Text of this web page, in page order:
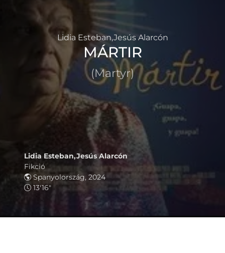
Lidia Esteban,Jesús Alarcón
MÁRTIR
(Martyr)
Lidia Esteban,Jesús Alarcón
Fikció
Spanyolország, 2024
13'16"